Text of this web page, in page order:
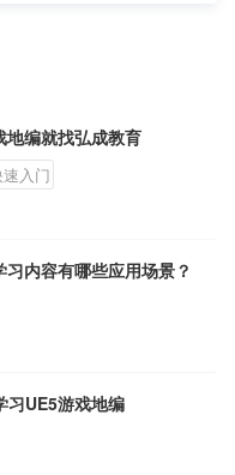
地编就找弘成教育
入门
习内容有哪些应用场景？
习UE5游戏地编